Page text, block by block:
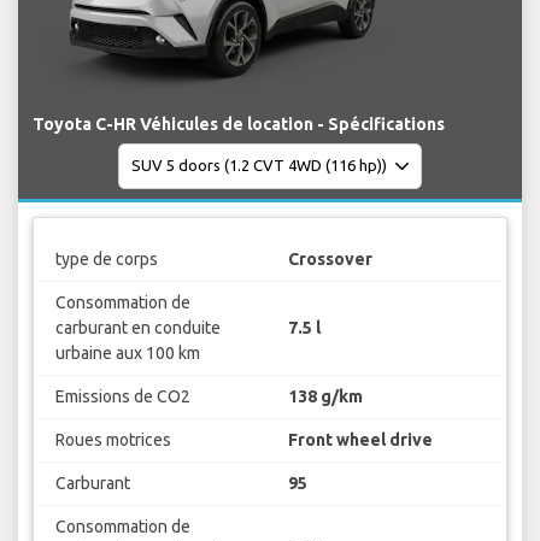
Toyota C-HR Véhicules de location - Spécifications
type de corps Crossover
Consommation de
carburant en conduite
urbaine aux 100 km
7.5 l
Emissions de CO2 138 g/km
Roues motrices Front wheel drive
Carburant 95
Consommation de